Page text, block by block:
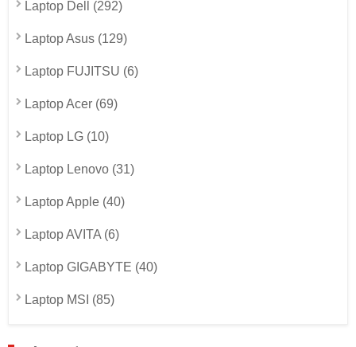
Laptop Dell (292)
Laptop Asus (129)
Laptop FUJITSU (6)
Laptop Acer (69)
Laptop LG (10)
Laptop Lenovo (31)
Laptop Apple (40)
Laptop AVITA (6)
Laptop GIGABYTE (40)
Laptop MSI (85)